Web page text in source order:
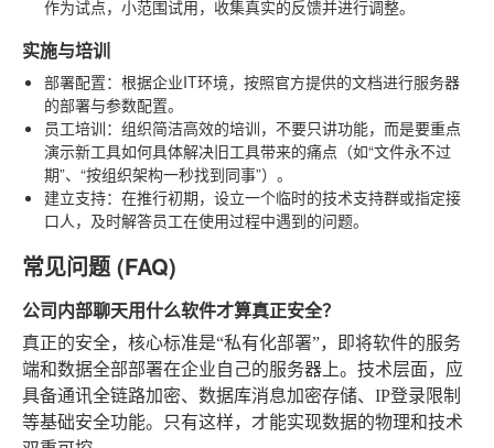
作为试点，小范围试用，收集真实的反馈并进行调整。
实施与培训
部署配置：根据企业IT环境，按照官方提供的文档进行服务器
的部署与参数配置。
员工培训：组织简洁高效的培训，不要只讲功能，而是要重点
演示新工具如何具体解决旧工具带来的痛点（如“文件永不过
期”、“按组织架构一秒找到同事”）。
建立支持：在推行初期，设立一个临时的技术支持群或指定接
口人，及时解答员工在使用过程中遇到的问题。
常见问题 (FAQ)
公司内部聊天用什么软件才算真正安全？
真正的安全，核心标准是“私有化部署”，即将软件的服务
端和数据全部部署在企业自己的服务器上。技术层面，应
具备通讯全链路加密、数据库消息加密存储、IP登录限制
等基础安全功能。只有这样，才能实现数据的物理和技术